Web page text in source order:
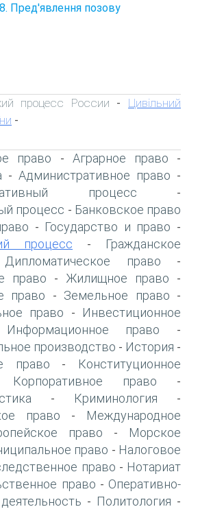
Пред'явлення позову
процесс России - Цивільний
-
право - Аграрное право -
- Административное право -
процесс -
процесс - Банковское право
- Государство и право -
процесс -
Гражданское
Дипломатическое право -
право - Жилищное право -
право - Земельное право -
право -
Инвестиционное
Информационное право -
производство - История -
право -
Конституционное
Корпоративное право -
- Криминология -
право -
Международное
право -
Морское
право - Налоговое
право - Нотариат
право - Оперативно-
- Политология -